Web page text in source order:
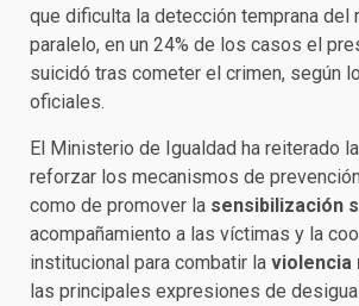
que dificulta la detección temprana del
paralelo, en un 24% de los casos el
suicidó tras cometer el crimen, según
oficiales.
El Ministerio de Igualdad ha reiterado
reforzar los mecanismos de
como de promover la sensibilización
acompañamiento a las víctimas y la
institucional para combatir la violencia
las principales expresiones de